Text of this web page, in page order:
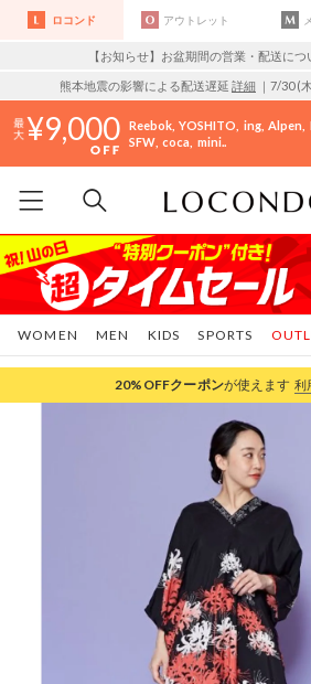
ロコンド アウトレット
【お知らせ】お盆期間の営業・配送に
熊本地震の影響による配送遅延 詳細 ｜7/30 (
9,000 Reebok YOSHITO ing Alpen
SFW coca mini..
WOMEN MEN KIDS SPORTS
20%OFFクーポンが使えます 利